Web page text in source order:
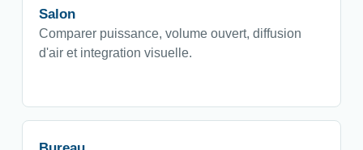
Salon
Comparer puissance, volume ouvert, diffusion
d'air et integration visuelle.